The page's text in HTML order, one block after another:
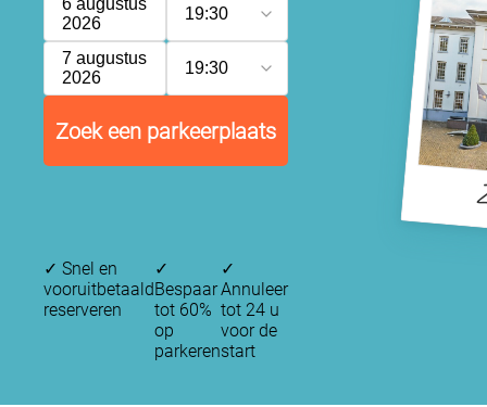
6 augustus
2026
19:30
7 augustus
2026
19:30
Zoek een parkeerplaats
✓ Snel en
vooruitbetaald
reserveren
✓
Bespaar
tot 60%
op
parkeren
✓
Annuleer
tot 24 u
voor de
start